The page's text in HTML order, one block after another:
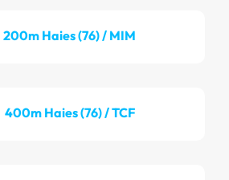
200m Haies (76) / MIM
400m Haies (76) / TCF